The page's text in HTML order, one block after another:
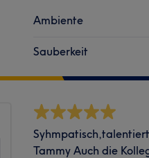
Ambiente
Sauberkeit
Tammy Auch die